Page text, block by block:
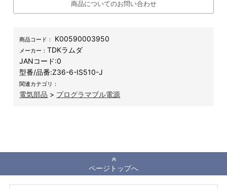
商品についてのお問い合わせ
商品コード： K00590003950
メーカー： TDKラムダ
JANコード:0
型番/品番:Z36-6-IS510-J
関連カテゴリ：
電気部品 > プログラマブル電源
ページトップへ